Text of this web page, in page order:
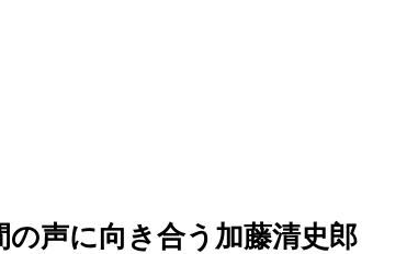
声に向き合う加藤清史郎